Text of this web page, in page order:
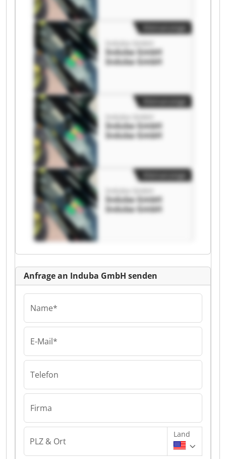
Induba GmbH
Induba GmbH
Induba GmbH
Kleinanzeige
Induba GmbH
Induba GmbH
Induba GmbH
Kleinanzeige
Induba GmbH
Induba GmbH
Induba GmbH
Kleinanzeige
Anfrage an Induba GmbH senden
Name*
E-Mail*
Telefon
Firma
PLZ & Ort
Land